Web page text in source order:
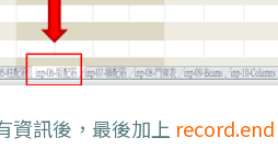
資訊後，最後加上 record.end